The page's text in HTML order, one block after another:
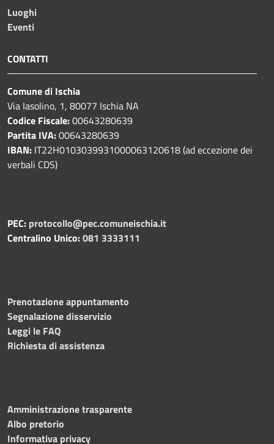
Luoghi
Eventi
CONTATTI
Comune di Ischia
Via Iasolino, 1, 80077 Ischia NA
Codice Fiscale:00643280639
Partita IVA:00643280639
IBAN: IT22H0103039931000063120618 (ad eccezione dei
verbali CDS)
PEC: protocollo@pec.comuneischia.it
Centralino Unico:081 3333111
Prenotazione appuntamento
Segnalazione disservizio
Leggi le FAQ
Richiesta di assistenza
Amministrazione trasparente
Albo pretorio
Informativa privacy